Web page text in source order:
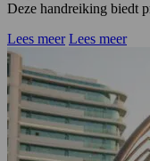
Deze handreiking biedt
Lees meer Lees meer